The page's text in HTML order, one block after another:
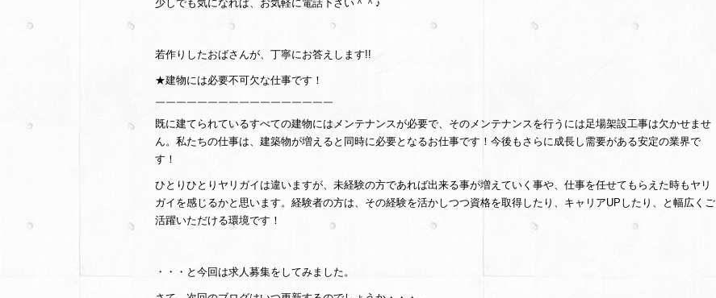
少しでも気になれば、お気軽に電話下さい＾＾♪
若作りしたおばさんが、丁寧にお答えします!!
★建物には必要不可欠な仕事です！
￣￣￣￣￣￣￣￣￣￣￣￣￣￣￣￣￣
既に建てられているすべての建物にはメンテナンスが必要で、そのメンテナンスを行うには足場架設工事は欠かせませ
ん。私たちの仕事は、建築物が増えると同時に必要となるお仕事です！今後もさらに成長し需要がある安定の業界で
す！
ひとりひとりヤリガイは違いますが、未経験の方であれば出来る事が増えていく事や、仕事を任せてもらえた時もヤリ
ガイを感じるかと思います。経験者の方は、その経験を活かしつつ資格を取得したり、キャリアUPしたり、と幅広くご
活躍いただける環境です！
・・・と今回は求人募集をしてみました。